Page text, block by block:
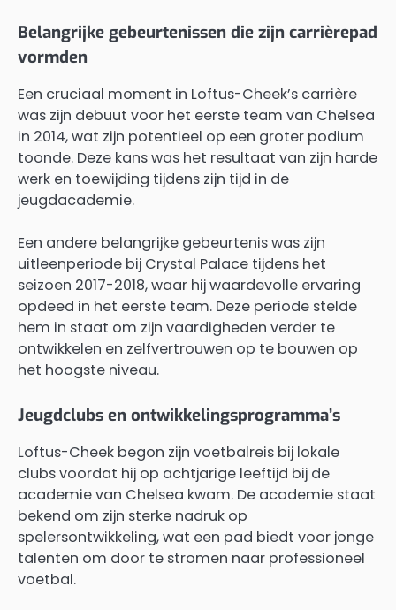
Belangrijke gebeurtenissen die zijn carrièrepad
vormden
Een cruciaal moment in Loftus-Cheek’s carrière
was zijn debuut voor het eerste team van Chelsea
in 2014, wat zijn potentieel op een groter podium
toonde. Deze kans was het resultaat van zijn harde
werk en toewijding tijdens zijn tijd in de
jeugdacademie.
Een andere belangrijke gebeurtenis was zijn
uitleenperiode bij Crystal Palace tijdens het
seizoen 2017-2018, waar hij waardevolle ervaring
opdeed in het eerste team. Deze periode stelde
hem in staat om zijn vaardigheden verder te
ontwikkelen en zelfvertrouwen op te bouwen op
het hoogste niveau.
Jeugdclubs en ontwikkelingsprogramma’s
Loftus-Cheek begon zijn voetbalreis bij lokale
clubs voordat hij op achtjarige leeftijd bij de
academie van Chelsea kwam. De academie staat
bekend om zijn sterke nadruk op
spelersontwikkeling, wat een pad biedt voor jonge
talenten om door te stromen naar professioneel
voetbal.